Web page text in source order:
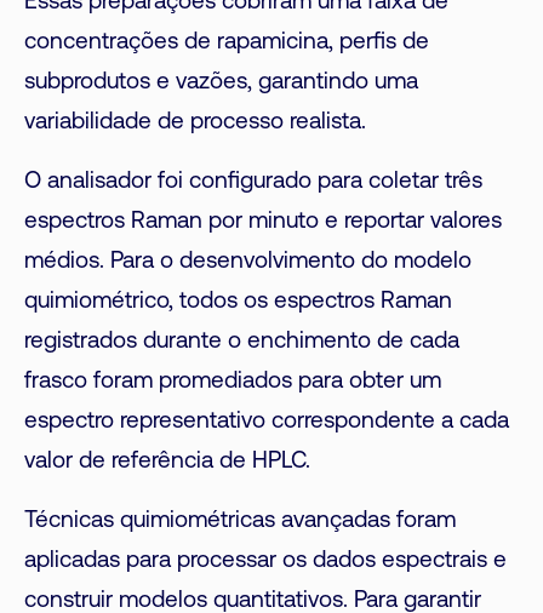
concentrações de rapamicina, perfis de
subprodutos e vazões, garantindo uma
variabilidade de processo realista.
O analisador foi configurado para coletar três
espectros Raman por minuto e reportar valores
médios. Para o desenvolvimento do modelo
quimiométrico, todos os espectros Raman
registrados durante o enchimento de cada
frasco foram promediados para obter um
espectro representativo correspondente a cada
valor de referência de HPLC.
Técnicas quimiométricas avançadas foram
aplicadas para processar os dados espectrais e
construir modelos quantitativos. Para garantir